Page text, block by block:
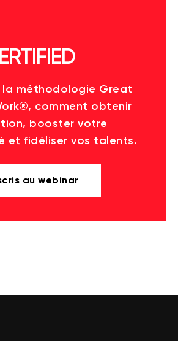
la méthodologie Great
comment obtenir
booster votre
et fidéliser vos talents.
au webinar